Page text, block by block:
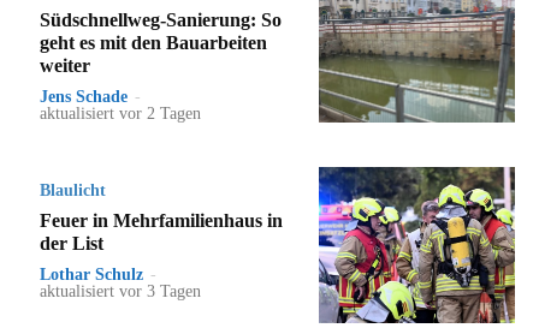
Südschnellweg-Sanierung: So
geht es mit den Bauarbeiten
weiter
Jens Schade -
aktualisiert vor 2 Tagen
Blaulicht
Feuer in Mehrfamilienhaus in
der List
Lothar Schulz -
aktualisiert vor 3 Tagen